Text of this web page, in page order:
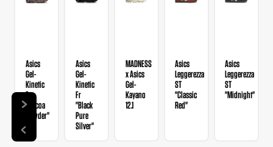
Asics
Gel-
Kinetic
Fr
"Cocoa
Powder"
Asics
Gel-
Kinetic
Fr
"Black
Pure
Silver"
MADNESS
x Asics
Gel-
Kayano
12.1
Asics
Leggerezza
ST
"Classic
Red"
Asics
Leggerezza
ST
"Midnight"